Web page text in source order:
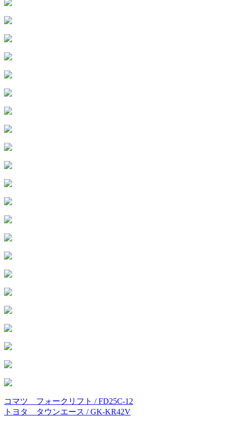
投
コマツ フォークリフト / FD25C-12
トヨタ タウンエース / GK-KR42V